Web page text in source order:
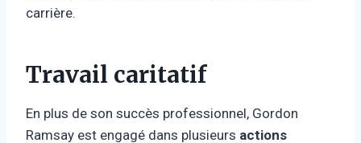
carrière.
Travail caritatif
En plus de son succès professionnel, Gordon
Ramsay est engagé dans plusieurs actions